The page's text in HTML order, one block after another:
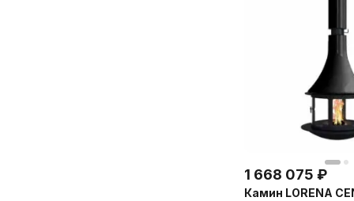
1 668 075 ₽
Камин LORENA